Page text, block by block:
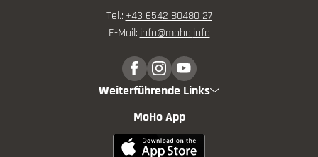
Tel.: +43 6542 80480 27
E-Mail: info@moho.info
Weiterführende Links
MoHo App